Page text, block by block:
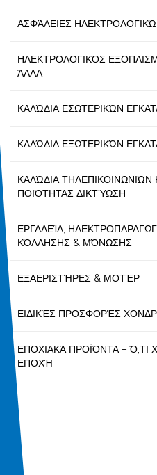
ΑΣΦΆΛΕΙΕΣ
ΗΛΕΚΤΡΟΛΟΓΙΚΌΣ
ΆΛΛΑ
ΚΑΛΏΔΙΑ ΕΣΩΤΕΡΙΚΏΝ
ΚΑΛΏΔΙΑ ΕΞΩΤΕΡΙΚΏΝ
ΚΑΛΏΔΙΑ ΤΗΛΕΠΙΚΟΙΝΩΝΙΏΝ
ΠΟΙΌΤΗΤΑΣ ΔΙΚΤΎΩΣΗ
ΕΡΓΑΛΕΊΑ,
ΚΌΛΛΗΣΗΣ & ΜΌΝΩΣΗΣ
ΕΞΑΕΡΙΣΤΉΡΕΣ & ΜΟΤΈΡ
ΕΙΔΙΚΈΣ ΠΡΟΣΦΟΡΈΣ
ΕΠΟΧΙΑΚΆ ΠΡΟΪΌΝΤΑ – Ό,ΤΙ
ΕΠΟΧΉ